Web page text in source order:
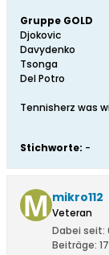
Gruppe GOLD
Djokovic
Davydenko
Tsonga
Del Potro
Tennisherz was
Stichworte: -
mikro112
Veteran
Dabei seit:
Beiträge: